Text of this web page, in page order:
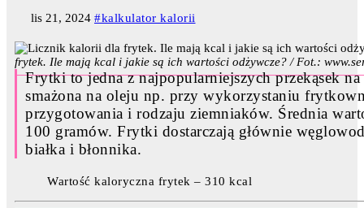
lis 21, 2024 #kalkulator kalorii
frytek. Ile mają kcal i jakie są ich wartości odżywcze? / Fot.:
Frytki to jedna z najpopularniejszych przekąsek
smażona na oleju np. przy wykorzystaniu
przygotowania i rodzaju ziemniaków. Średnia
100 gramów. Frytki dostarczają głównie
białka i błonnika.
Wartość kaloryczna frytek – 310 kcal